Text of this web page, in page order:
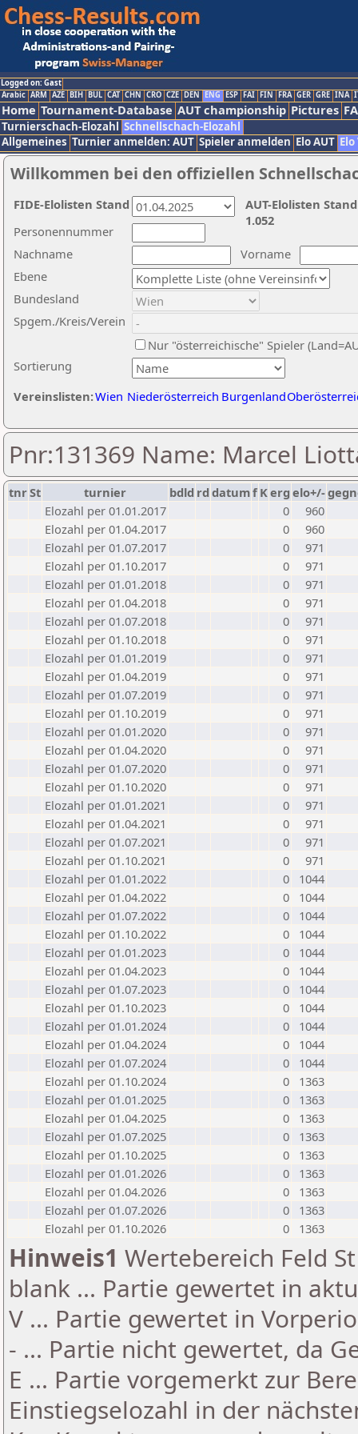
Logged on: Gast
Arabic ARM AZE BIH BUL CAT CHN CRO CZE DEN ENG ESP FAI FIN FRA GER GRE INA
Home Tournament-Database AUT championship Pictures
Turnierschach-Elozahl Schnellschach-Elozahl
Allgemeines Turnier anmelden: AUT Spieler anmelden Elo AUT
Willkommen bei den offiziellen
Nachname
Vorname
Ebene
Sortierung
Personennummer
Bundesland
Spgem./Kreis/Verein
Nur "österreichische" Spieler
Vereinslisten:Wien Niederösterreich Burgenland
AUT-Elolisten
1.052
FIDE-Elolisten Stand
Pnr:131369 Name: Marcel
tnrSt turnier bdld rd datumf Kerg elo+/-
Elozahl per 01.01.2017
0
960
Elozahl per 01.04.2017
0
960
Elozahl per 01.07.2017
0
971
Elozahl per 01.10.2017
0
971
Elozahl per 01.01.2018
0
971
Elozahl per 01.04.2018
0
971
Elozahl per 01.07.2018
0
971
Elozahl per 01.10.2018
0
971
Elozahl per 01.01.2019
0
971
Elozahl per 01.04.2019
0
971
Elozahl per 01.07.2019
0
971
Elozahl per 01.10.2019
0
971
Elozahl per 01.01.2020
0
971
Elozahl per 01.04.2020
0
971
Elozahl per 01.07.2020
0
971
Elozahl per 01.10.2020
0
971
Elozahl per 01.01.2021
0
971
Elozahl per 01.04.2021
0
971
Elozahl per 01.07.2021
0
971
Elozahl per 01.10.2021
0
971
Elozahl per 01.01.2022
0
1044
Elozahl per 01.04.2022
0
1044
Elozahl per 01.07.2022
0
1044
Elozahl per 01.10.2022
0
1044
Elozahl per 01.01.2023
0
1044
Elozahl per 01.04.2023
0
1044
Elozahl per 01.07.2023
0
1044
Elozahl per 01.10.2023
0
1044
Elozahl per 01.01.2024
0
1044
Elozahl per 01.04.2024
0
1044
Elozahl per 01.07.2024
0
1044
Elozahl per 01.10.2024
0
1363
Elozahl per 01.01.2025
0
1363
Elozahl per 01.04.2025
0
1363
Elozahl per 01.07.2025
0
1363
Elozahl per 01.10.2025
0
1363
Elozahl per 01.01.2026
0
1363
Elozahl per 01.04.2026
0
1363
Elozahl per 01.07.2026
0
1363
Elozahl per 01.10.2026
0 1363
Hinweis1 Wertebereich Feld
blank ... Partie gewertet in
V ... Partie gewertet in
- ... Partie nicht gewertet, da
E ... Partie vorgemerkt zur
Einstiegselozahl in der